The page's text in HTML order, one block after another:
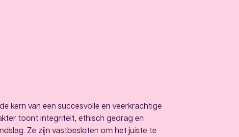
kern van een succesvolle en veerkrachtige
toont integriteit, ethisch gedrag en
Ze zijn vastbesloten om het juiste te